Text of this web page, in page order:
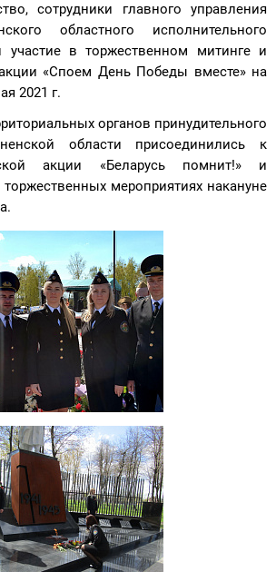
сотрудники главного управления
областного исполнительного
участие в торжественном митинге и
«Споем День Победы вместе» на
2021 г.
органов принудительного
области присоединились к
акции «Беларусь помнит!» и
торжественных мероприятиях накануне